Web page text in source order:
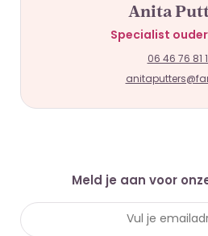
Anita
Specialist
06 46 76 81
Meld je aan voor